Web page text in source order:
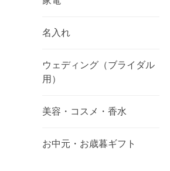
名入れ
ウェディング（ブライダル
用）
美容・コスメ・香水
お中元・お歳暮ギフト